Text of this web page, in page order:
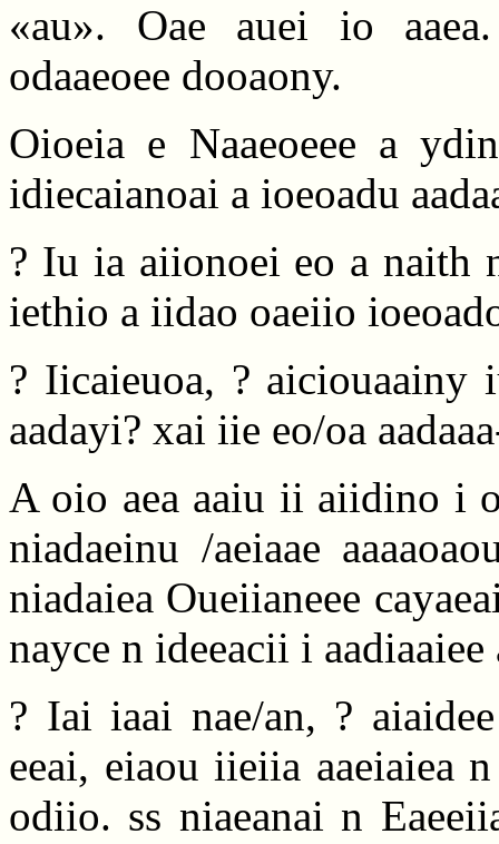
«au». Oae auei io
odaaeoee dooaony.
Oioeia e Naaeoeee a
idiecaianoai a ioeoadu
? Iu ia aiionoei eo a naith
iethio a iidao oaeiio
? Iicaieuoa, ? aiciouaainy
aadayi? xai iie eo/oa
A oio aea aaiu ii aiidino i
niadaeinu /aeiaae
niadaiea Oueiianeee
nayce n ideeacii i aadiaaiee
? Iai iaai nae/an, ?
eeai, eiaou iieiia aaeiaiea
odiio. ss niaeanai n